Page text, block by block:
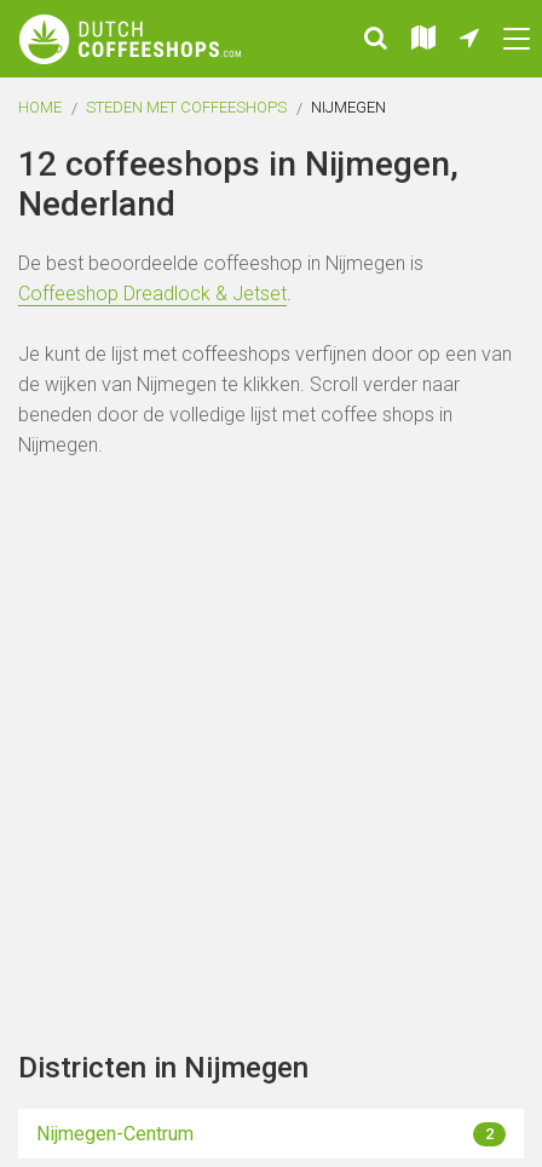
HOME STEDEN MET COFFEESHOPS NIJMEGEN
12 coffeeshops in Nijmegen,
Nederland
De best beoordeelde coffeeshop in Nijmegen is
Coffeeshop Dreadlock & Jetset.
Je kunt de lijst met coffeeshops verfijnen door op een van
de wijken van Nijmegen te klikken. Scroll verder naar
beneden door de volledige lijst met coffee shops in
Nijmegen.
Districten in Nijmegen
Nijmegen-Centrum 2